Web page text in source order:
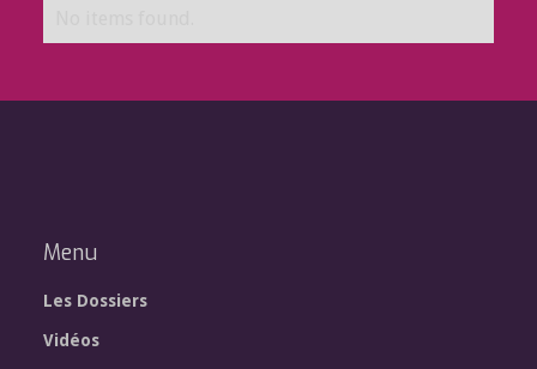
Menu
Les Dossiers
Vidéos